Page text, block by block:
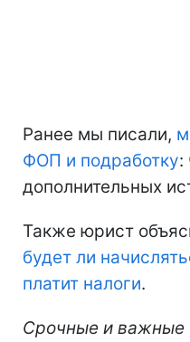
Ранее мы писали,
ФОП и подработку:
дополнительных
Также юрист
будет ли
платит налоги.
Срочные и важные